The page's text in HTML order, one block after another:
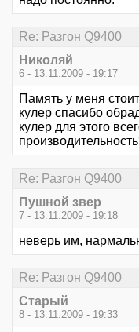
Re: Разгон Q9400
Николяй
6 - 13.11.2009 - 19:17
Память у меня
кулер спасибо
кулер для этого
Re: Разгон Q9400
Пушной звер
7 - 13.11.2009 - 19:18
неверь им,
Re: Разгон Q9400
Старый
8 - 13.11.2009 - 19:33